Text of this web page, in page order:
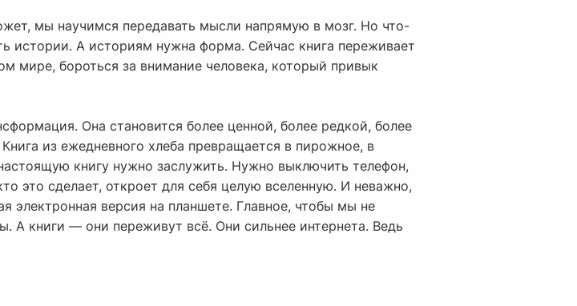
мы научимся передавать мысли напрямую в мозг. Но что-
истории. А историям нужна форма. Сейчас книга переживает
мире, бороться за внимание человека, который привык
Она становится более ценной, более редкой, более
из ежедневного хлеба превращается в пирожное, в
книгу нужно заслужить. Нужно выключить телефон,
это сделает, откроет для себя целую вселенную. И неважно,
электронная версия на планшете. Главное, чтобы мы не
А книги — они переживут всё. Они сильнее интернета. Ведь